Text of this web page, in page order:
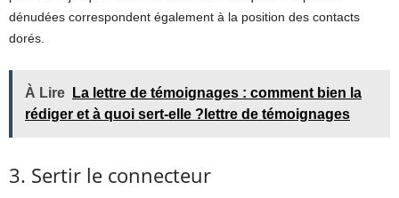
dénudées correspondent également à la position des contacts
dorés.
À Lire
La lettre de témoignages : comment bien la
rédiger et à quoi sert-elle ?lettre de témoignages
3. Sertir le connecteur